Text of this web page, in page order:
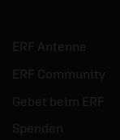
ERF Antenne
ERF Community
Gebet beim ERF
Spenden